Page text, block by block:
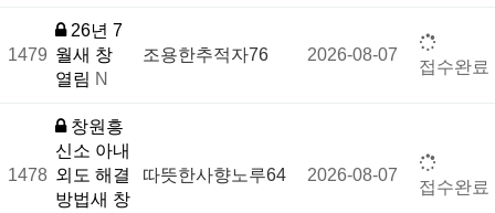
1479
26년 7
월새 창
열림 N
조용한추적자76 2026-08-07
접수완료
1478
창원흥
신소 아내
외도 해결
방법새 창
따뜻한사향노루64 2026-08-07
접수완료